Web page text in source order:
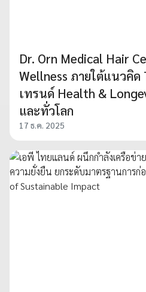
Dr. Orn Medical Hair
Wellness ภายใต้แนวคิด
เทรนด์ Health &
และทั่วโลก
17 ธ.ค. 2025